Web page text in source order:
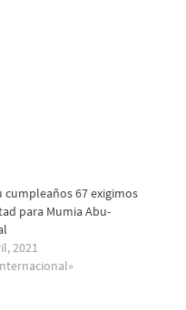
cumpleaños 67 exigimos
para Mumia Abu-
2021